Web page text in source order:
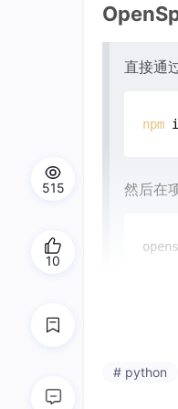
直接通
npm
然后在
# python
515
10